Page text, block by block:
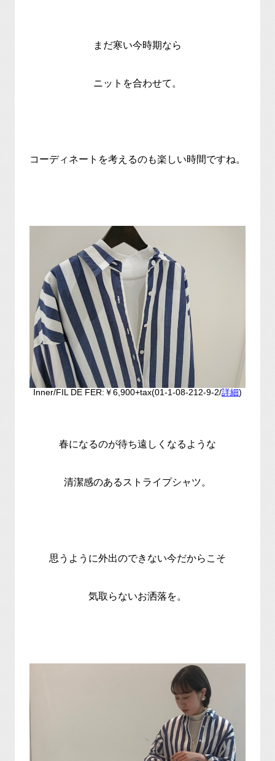
まだ寒い今時期なら
ニットを合わせて。
コーディネートを考えるのも楽しい時間ですね。
Inner/FIL DE FER:￥6,900+tax(01-1-08-212-9-2/詳細)
春になるのが待ち遠しくなるような
清潔感のあるストライプシャツ。
思うように外出のできない今だからこそ
気取らないお洒落を。